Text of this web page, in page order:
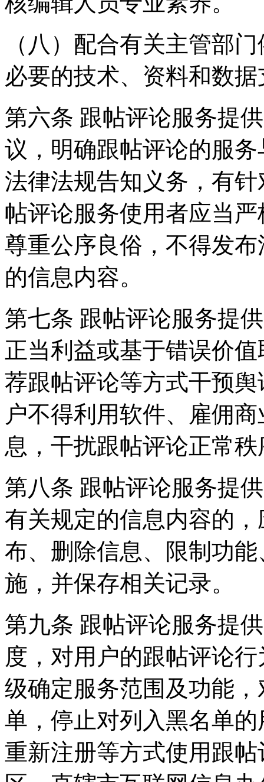
（八）配合有关主管部
必要的技术、资料和数
第六条 跟帖评论服务提
议，明确跟帖评论的服
法律法规告知义务，有
帖评论服务使用者应当
尊重公序良俗，不得发
的信息内容。
第七条 跟帖评论服务提
正当利益或基于错误价
荐跟帖评论等方式干预
户不得利用软件、雇佣
息，干扰跟帖评论正常
第八条 跟帖评论服务提
有关规定的信息内容的
布、删除信息、限制功
施，并保存相关记录。
第九条 跟帖评论服务提
度，对用户的跟帖评论
级确定服务范围及功能
单，停止对列入黑名单
重新注册等方式使用跟